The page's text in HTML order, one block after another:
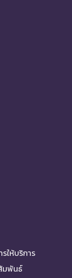
ให้บริการ
มพันธ์